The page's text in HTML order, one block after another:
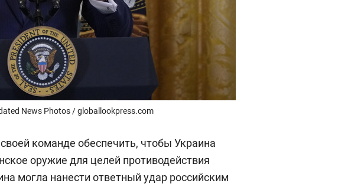
News Photos / globallookpress.com
команде обеспечить, чтобы Украина
оружие для целей противодействия
могла нанести ответный удар российским